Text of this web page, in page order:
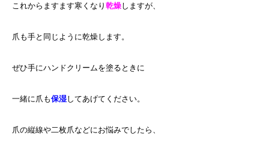
これからますます寒くなり 乾燥しますが、
爪も手と同じように乾燥します。
ぜひ手にハンドクリームを塗るときに
一緒に爪も保湿してあげてください。
爪の縦線や二枚爪などにお悩みでしたら、